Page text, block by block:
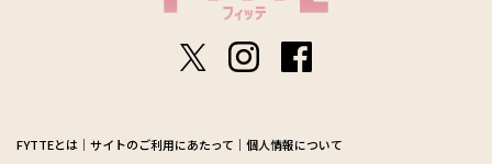
FYTTEとは サイトのご利用にあたって
個人情報について